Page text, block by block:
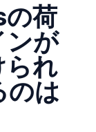
荷
ンが
られ
のは